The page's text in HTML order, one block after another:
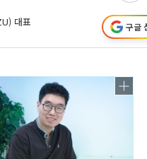
대표 구글